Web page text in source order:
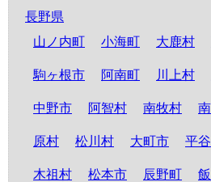
長野県
山ノ内町
小海町 大鹿村
駒ヶ根市 阿南町 川上村
中野市 阿智村 南牧村
原村 松川村 大町市 平
木祖村 松本市 辰野町